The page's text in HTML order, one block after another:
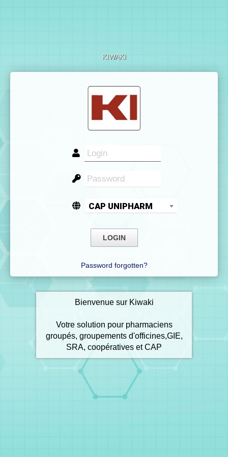
KIWAKI
CAP UNIPHARM
Password forgotten?
Bienvenue sur Kiwaki
Votre solution pour pharmaciens
groupés, groupements d'officines,GIE,
SRA, coopératives et CAP